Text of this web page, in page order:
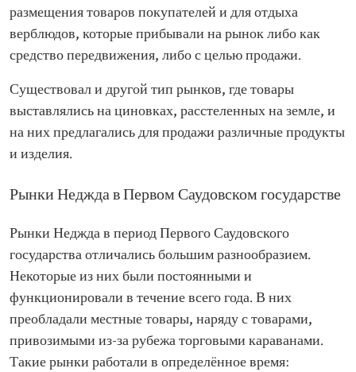
размещения товаров покупателей и для отдыха
верблюдов, которые прибывали на рынок либо как
средство передвижения, либо с целью продажи.
Существовал и другой тип рынков, где товары
выставлялись на циновках, расстеленных на земле, и
на них предлагались для продажи различные продукты
и изделия.
Рынки Неджда в Первом Саудовском государстве
Рынки Неджда в период Первого Саудовского
государства отличались большим разнообразием.
Некоторые из них были постоянными и
функционировали в течение всего года. В них
преобладали местные товары, наряду с товарами,
привозимыми из-за рубежа торговыми караванами.
Такие рынки работали в определённое время: